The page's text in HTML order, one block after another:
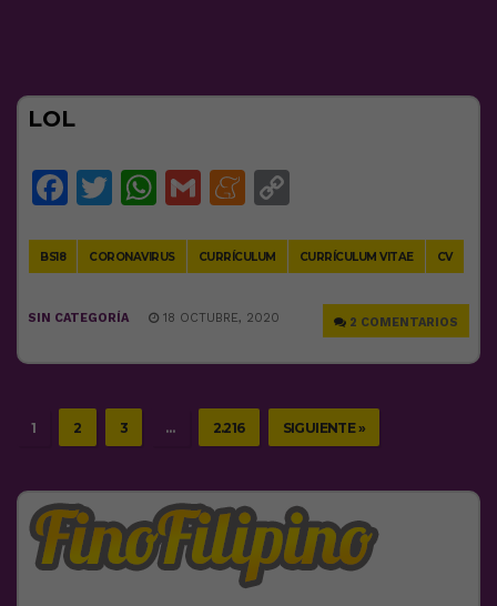
LOL
Facebook
Twitter
WhatsApp
GmailMeneame
BS18 CORONAVIRUS CURRÍCULUM CURRÍCULUM VITAE CV
2 COMENTARIOS
SIN CATEGORÍA 18 OCTUBRE, 2020
1 2 3 … 2.216 SIGUIENTE »